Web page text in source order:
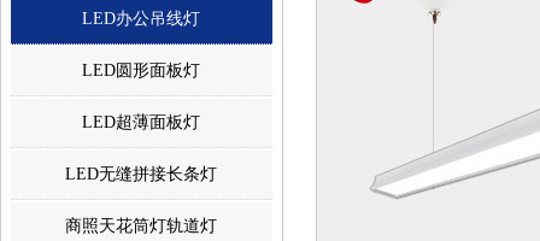
LED办公吊线灯
LED圆形面板灯
LED超薄面板灯
LED无缝拼接长条灯
商照天花筒灯轨道灯